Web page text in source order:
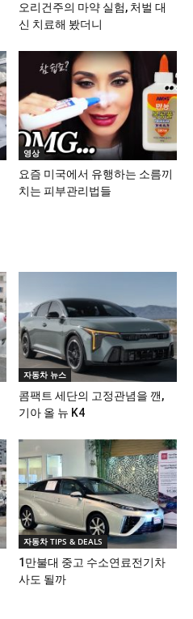
오리건주의 마약 실험, 처벌 대
신 치료해 봤더니
영상
요즘 미국에서 유행하는 소름끼
치는 피부관리법들
자동차 뉴스
콤팩트 세단의 고정관념을 깬,
기아 올 뉴 K4
자동차 TIPS & DEALS
1만불대 중고 수소연료전기차
사도 될까